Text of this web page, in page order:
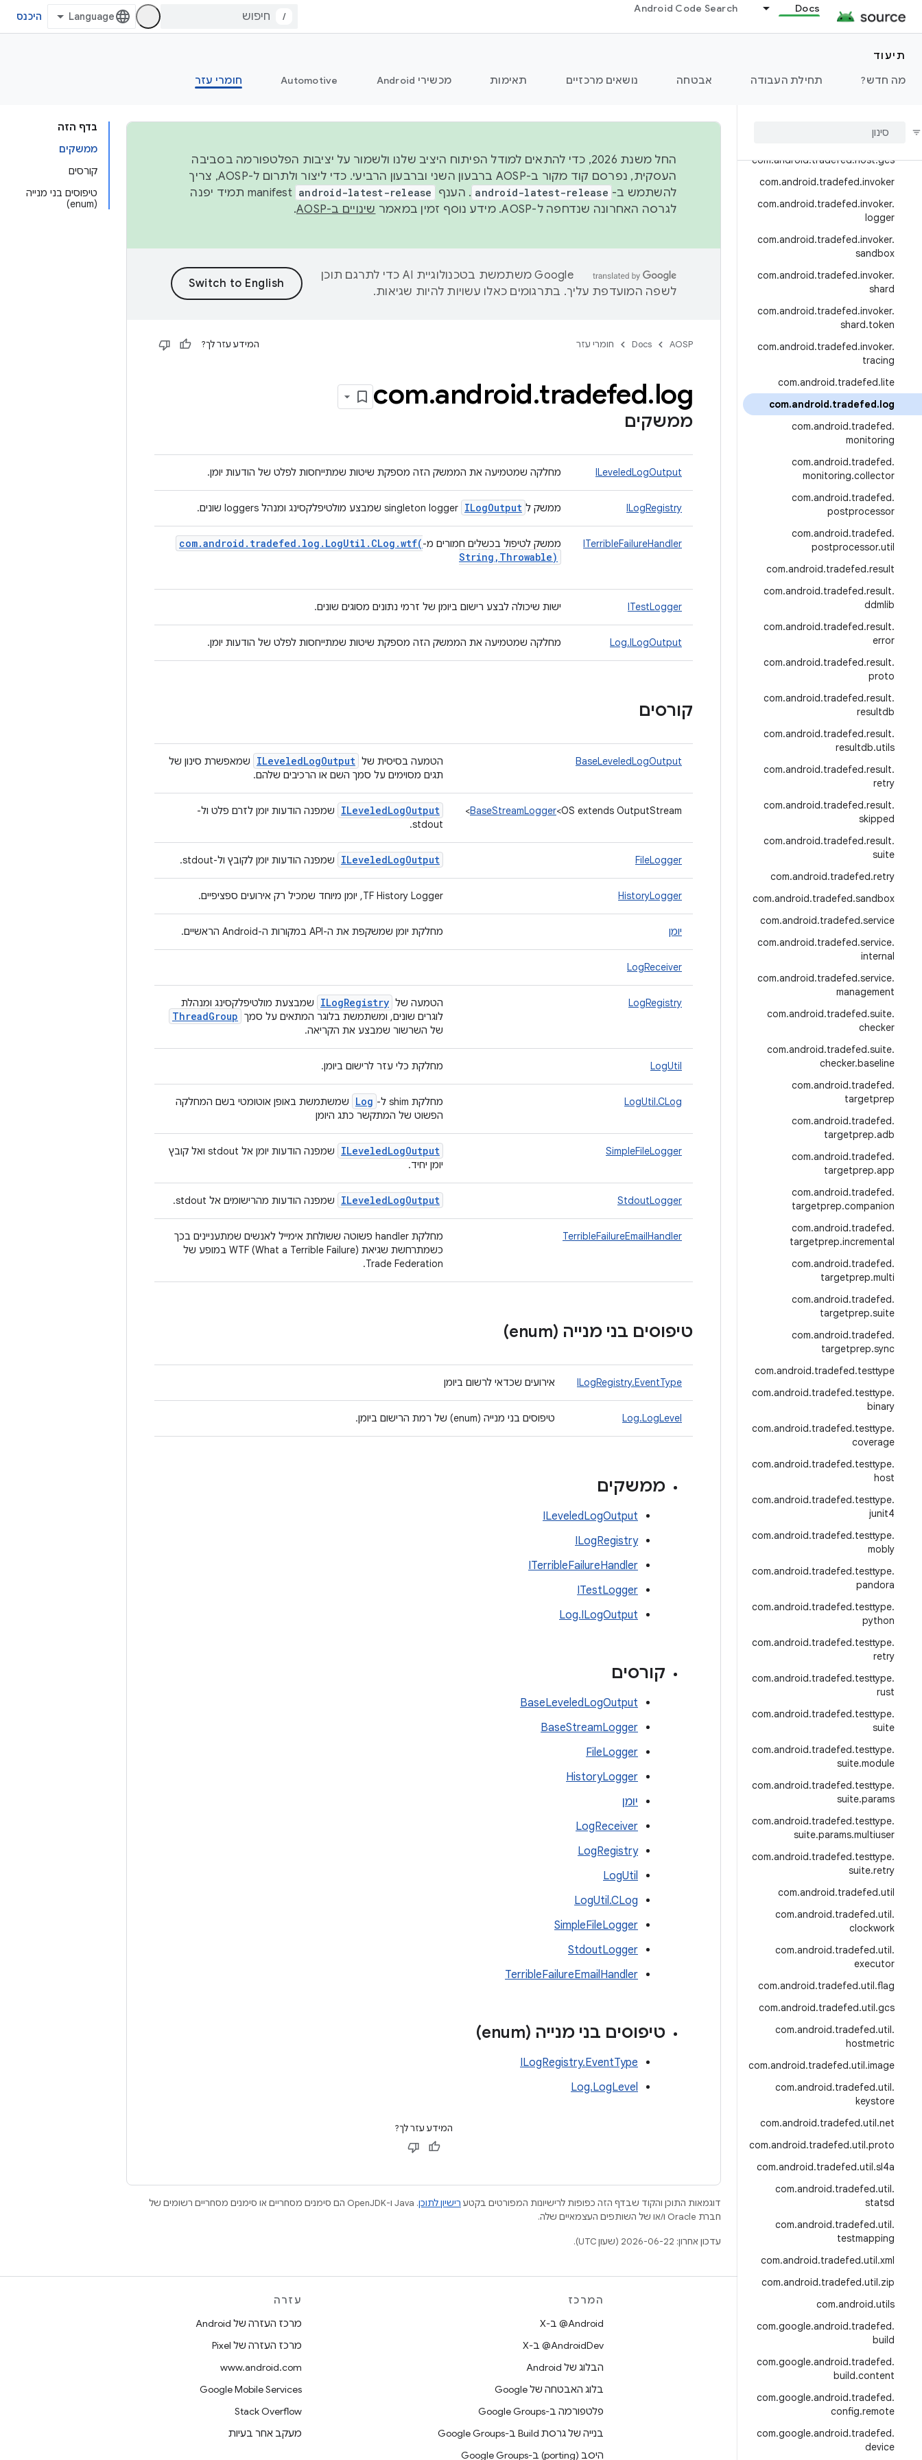
Docs
Android Code Search
/ היכנס
תיעוד
מה חדש?
תחילת העבודה אבטחה נושאים מרכזיים תאימות מכשירי Android Automotive חומרי עזר
com.android.tradefed.device.m
etric
covery
com.android.tradefed .device .
.host
com.android.tradefed.host.gcs
com.android.tradefed.invoker
com.android.tradefed.invoker.
logger
com.android.tradefed.invoker.
sandbox
com.android.tradefed.invoker.
shard
com.android.tradefed.invoker.
shard.token
com.android.tradefed.invoker.
tracing
com.android.tradefed.lite
com.android.tradefed.log
com.android.tradefed.
monitoring
com.android.tradefed.
monitoring.collector
com.android.tradefed.
postprocessor
com.android.tradefed.
postprocessor.util
com.android.tradefed.result
com.android.tradefed.result.
ddmlib
com.android.tradefed.result.
error
com.android.tradefed.result.
proto
com.android.tradefed.result.
resultdb
com.android.tradefed.result.
resultdb.utils
com.android.tradefed.result.
retry
com.android.tradefed.result.
skipped
com.android.tradefed.result.
suite
com.android.tradefed.retry
com.android.tradefed.sandbox
com.android.tradefed.service
com.android.tradefed.service.
internal
com.android.tradefed.service.
management
com.android.tradefed.suite.
checker
com.android.tradefed.suite.
checker.baseline
com.android.tradefed.
targetprep
com.android.tradefed.
targetprep.adb
com.android.tradefed.
targetprep.app
com.android.tradefed.
targetprep.companion
com.android.tradefed.
targetprep.incremental
com.android.tradefed.
targetprep.multi
com.android.tradefed.
targetprep.suite
com.android.tradefed.
targetprep.sync
com.android.tradefed.testtype
com.android.tradefed.testtype.
binary
com.android.tradefed.testtype.
coverage
com.android.tradefed.testtype.
host
com.android.tradefed.testtype.
junit4
com.android.tradefed.testtype.
mobly
com.android.tradefed.testtype.
pandora
com.android.tradefed.testtype.
python
com.android.tradefed.testtype.
retry
com.android.tradefed.testtype.
rust
com.android.tradefed.testtype.
suite
com.android.tradefed.testtype.
suite.module
com.android.tradefed.testtype.
suite.params
com.android.tradefed.testtype.
suite.params.multiuser
com.android.tradefed.testtype.
suite.retry
com.android.tradefed.util
com.android.tradefed.util.
clockwork
com.android.tradefed.util.
executor
com.android.tradefed.util.flag
com.android.tradefed.util.gcs
com.android.tradefed.util.
hostmetric
com.android.tradefed.util.image
com.android.tradefed.util.
keystore
com.android.tradefed.util.net
com.android.tradefed.util.proto
com.android.tradefed.util.sl4a
com.android.tradefed.util.
statsd
com.android.tradefed.util.
testmapping
com.android.tradefed.util.xml
com.android.tradefed.util.zip
com.android.utils
com.google.android.tradefed.
build
com.google.android.tradefed.
build.content
com.google.android.tradefed.
config.remote
com.google.android.tradefed.
device
בדף הזה
ממשקים
קורסים
טיפוסים בני מנייה
(enum)
החל משנת 2026, כדי להתאים למודל הפיתוח היציב שלנו ולשמור על יציבות הפלטפורמה בסביבה
העסקית, נפרסם קוד מקור ב-AOSP ברבעון השני וברבעון הרביעי. כדי ליצור ולתרום ל-AOSP, צריך
להשתמש ב- android-latest-release . הענף android-latest-release
manifest תמיד יפנה
לגרסה האחרונה שנדחפה ל-AOSP. מידע נוסף זמין במאמר
שינויים ב-AOSP .
‫Google משתמשת בטכנולוגיית AI כדי לתרגם תוכן
לשפה המועדפת עליך. בתרגומים כאלו עשויות להיות שגיאות.
AOSP
Docs חומרי עזר המידע עזר לך?
com.android.tradefed.log
ממשקים
ILeveledLogOutput מחלקה שמטמיעה את הממשק הזה מספקת שיטות שמתייחסות לפלט של הודעות יומן.
ILogRegistry ממשק ל ILogOutput
ITerribleFailureHandler ממשק לטיפול בכשלים חמורים מ- com.android . tradefed . log . LogUtil . CLog .wtf(
String , Throwable)
ITestLogger ישות שיכולה לבצע רישום ביומן של זרמי נתונים מסוגים שונים.
Log.ILogOutput מחלקה שמטמיעה את הממשק הזה מספקת שיטות שמתייחסות לפלט של הודעות יומן.
קורסים
BaseLeveledLogOutput הטמעה בסיסית של ILeveledLogOutput
שמאפשרת סינון של
תגים מסוימים על סמך השם או הרכיבים שלהם.
BaseStreamLogger<OS extends OutputStream>
ILeveledLogOutput
שמפנה הודעות יומן לזרם פלט ול-
stdout.
FileLogger
ILeveledLogOutput שמפנה הודעות יומן לקובץ ול-stdout.
HistoryLogger TF History Logger, יומן מיוחד שמכיל רק אירועים ספציפיים.
יומן מחלקת יומן שמשקפת את ה-API במקורות ה-Android הראשיים.
LogReceiver
LogRegistry הטמעה של ILogRegistry
שמבצעת מולטיפלקסינג ומנהלת
לוגרים שונים, ומשתמשת בלוגר המתאים על סמך
ThreadGroup
של השרשור שמבצע את הקריאה.
LogUtil מחלקת כלי עזר לרישום ביומן.
LogUtil.CLog מחלקת shim ל- Log
שמשתמשת באופן אוטומטי בשם המחלקה
הפשוט של המתקשר כתג היומן
SimpleFileLogger
ILeveledLogOutput
שמפנה הודעות יומן אל stdout ואל קובץ
יומן יחיד.
StdoutLogger
ILeveledLogOutput שמפנה הודעות מהרישומים אל stdout.
TerribleFailureEmailHandler
מחלקת handler פשוטה ששולחת אימייל לאנשים שמתעניינים בכך
כשמתרחשת שגיאת WTF (What a Terrible Failure) במופע של
Trade Federation.
טיפוסים בני מנייה (enum)
ILogRegistry.EventType אירועים שכדאי לרשום ביומן
Log.LogLevel טיפוסים בני מנייה (enum) של רמת הרישום ביומן.
ממשקים
ILeveledLogOutput
ILogRegistry
ITerribleFailureHandler
ITestLogger
Log.ILogOutput
קורסים
BaseLeveledLogOutput
BaseStreamLogger
FileLogger
HistoryLogger
יומן
LogReceiver
LogRegistry
LogUtil
LogUtil.CLog
SimpleFileLogger
StdoutLogger
TerribleFailureEmailHandler
טיפוסים בני מנייה (enum)
ILogRegistry.EventType
Log.LogLevel
המידע עזר לך?
דוגמאות התוכן והקוד שבדף הזה כפופות לרישיונות המפורטים בקטע רישיון לתוכן
.‏ Java ו-OpenJDK הם סימנים מסחריים או סימנים מסחריים רשומים של
חברת Oracle ו/או של השותפים העצמאיים שלה.
עדכון אחרון: 2026-06-22 (שעון UTC).
BUILD
מאגר Android
דרישות
להסבר על ההורדה
גיבוי קושחה
הקודים הבינאריים של מנהל ההתקן
המרכז
‫‎@Android ב-X
‫‎@AndroidDev ב-X
הבלוג של Android
בלוג האבטחה של Google
פלטפורמה ב-Google Groups
בנייה של גרסת Build ב-Google Groups
היסב (porting) ב-Google Groups
עזרה
מרכז העזרה של Android
מרכז העזרה של Pixel
www.android.com
Google Mobile Services
Stack Overflow
מעקב אחר בעיות